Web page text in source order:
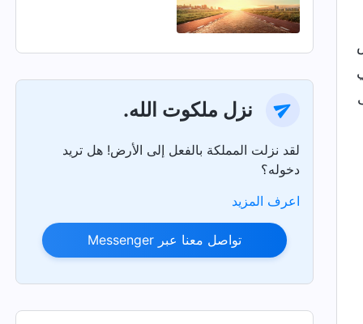
نزل ملكوت الله.
لقد نزلت المملكة بالفعل إلى الأرض! هل تريد
دخوله؟
اعرف المزيد
تواصل معنا عبر Messenger